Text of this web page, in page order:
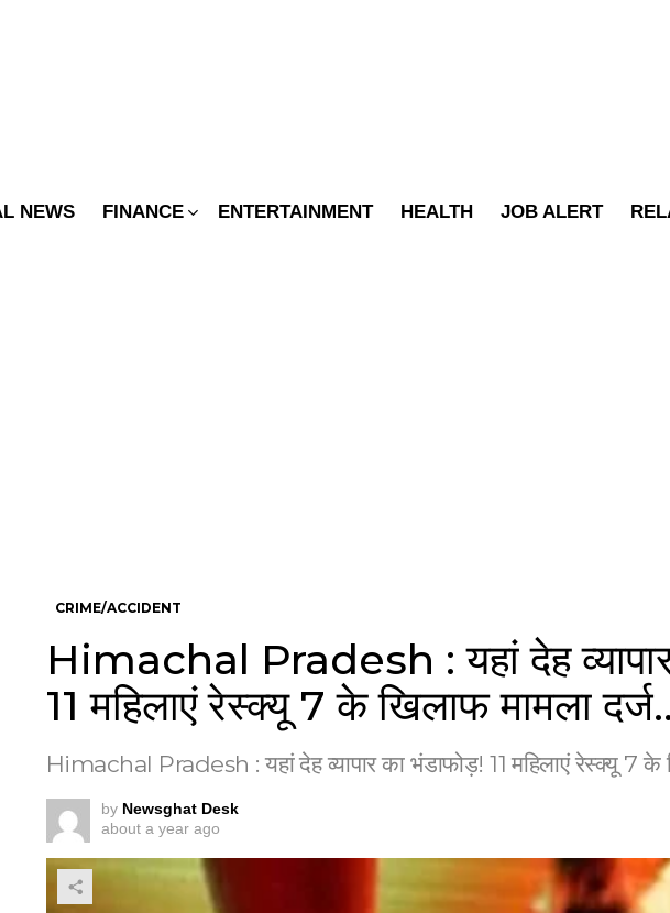
NEWS FINANCE ENTERTAINMENT HEALTH JOB ALERT
CRIME/ACCIDENT
Himachal Pradesh : यहां देह
11 महिलाएं रेस्क्यू 7 के खिलाफ मामला
Himachal Pradesh : यहां देह व्यापार का भंडाफोड़! 11 महिलाएं रेस्क्यू 7 के
by Newsghat Desk
about a year ago